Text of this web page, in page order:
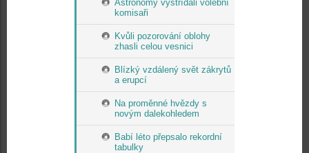
Astronomy vystřídali volební
komisaři
Kvůli pozorování oblohy
zhasli celou vesnici
Blízký vzdálený svět zákrytů
a erupcí
Na proměnné hvězdy s
novým dalekohledem
Babí léto přepsalo rekordní
tabulky